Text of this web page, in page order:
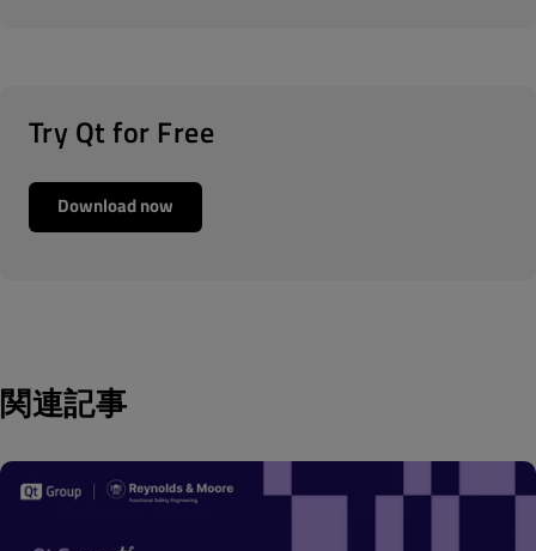
Try Qt for Free
Download now
関連記事